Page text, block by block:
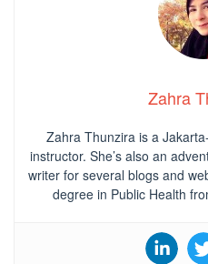
Zahra
Zahra Thunzira is a
instructor. She’s also an
writer for several blogs and
degree in Public Health